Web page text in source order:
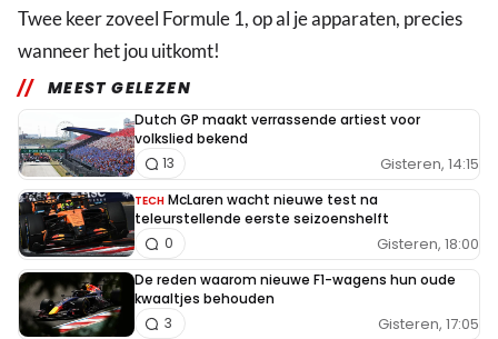
Twee keer zoveel Formule 1, op al je apparaten, precies
wanneer het jou uitkomt!
MEEST GELEZEN
Dutch GP maakt verrassende artiest voor
volkslied bekend
Gisteren, 14:15
13
TECH McLaren wacht nieuwe test na
teleurstellende eerste seizoenshelft
Gisteren, 18:00
0
De reden waarom nieuwe F1-wagens hun oude
kwaaltjes behouden
Gisteren, 17:05
3